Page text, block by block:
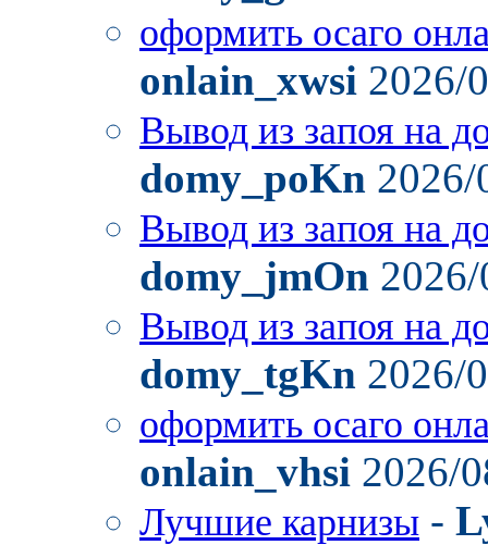
оформить осаго
onlain_xwsi 2026/
Вывод из запоя на
domy_poKn
Вывод из запоя на
domy_jmOn
Вывод из запоя на
domy_tgKn 2026/
оформить осаго
onlain_vhsi 2026/
Лучшие карнизы -